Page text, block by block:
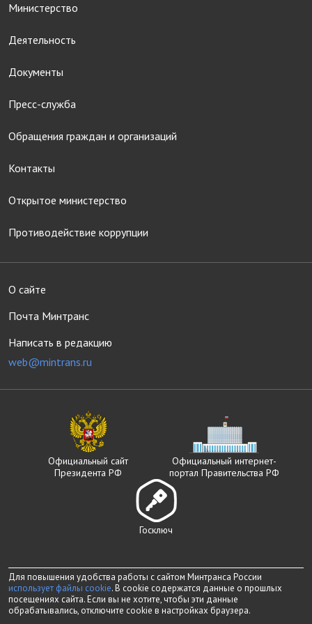
Министерство
Деятельность
Документы
Пресс-служба
Обращения граждан и организаций
Контакты
Открытое министерство
Противодействие коррупции
О сайте
Почта Минтранс
Написать в редакцию
web@mintrans.ru
Официальный сайт
Президента РФ
Официальный интернет-
портал Правительства РФ
Госключ
Для повышения удобства работы с сайтом Минтранса России
использует файлы cookie. В cookie содержатся данные о прошлых
посещениях сайта. Если вы не хотите, чтобы эти данные
обрабатывались, отключите cookie в настройках браузера.